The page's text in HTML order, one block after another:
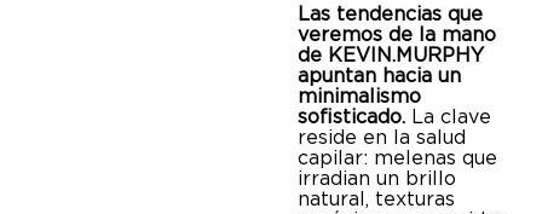
Las tendencias que
veremos de la mano
de KEVIN.MURPHY
apuntan hacia un
minimalismo
sofisticado. La clave
reside en la salud
capilar: melenas que
irradian un brillo
natural, texturas